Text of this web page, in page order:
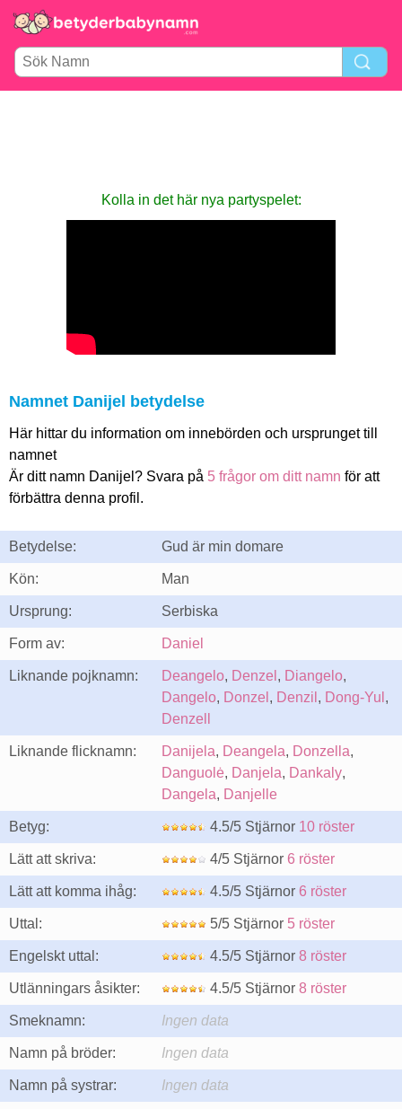
Kolla in det här nya party­spelet:
Namnet Danijel betydelse
Här hittar du information om innebörden och ursprunget till
namnet
Är ditt namn Danijel? Svara på 5 frågor om ditt namn för att
förbättra denna profil.
Betydelse: Gud är min domare
Kön: Man
Ursprung: Serbiska
Form av: Daniel
Liknande pojknamn: Deangelo, Denzel , Diangelo,
Dangelo, Donzel , Denzil , Dong-Yul ,
Denzell
Liknande flicknamn: Danijela, Deangela, Donzella,
Danguolė, Danjela, Dankaly,
Dangela, Danjelle
Betyg: 4.5/5 Stjärnor 10 röster
Lätt att skriva: 4/5 Stjärnor 6 röster
Lätt att komma ihåg: 4.5/5 Stjärnor 6 röster
Uttal: 5/5 Stjärnor 5 röster
Engelskt uttal: 4.5/5 Stjärnor 8 röster
Utlänningars åsikter: 4.5/5 Stjärnor 8 röster
Smeknamn: Ingen data
Namn på bröder: Ingen data
Namn på systrar: Ingen data